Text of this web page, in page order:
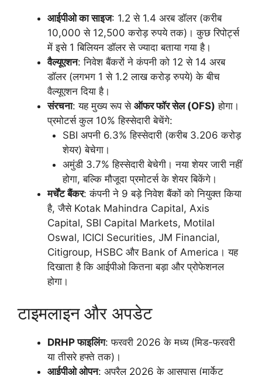
आईपीओ का साइज: 1.2 से 1.4 अरब डॉलर (करीब
10,000 से 12,500 करोड़ रुपये तक)। कुछ रिपोर्ट्स
में इसे 1 बिलियन डॉलर से ज्यादा बताया गया है।
वैल्यूएशन: निवेश बैंकरों ने कंपनी को 12 से 14 अरब
डॉलर (लगभग 1 से 1.2 लाख करोड़ रुपये) के बीच
वैल्यूएशन दिया है।
संरचना: यह मुख्य रूप से ऑफर फॉर सेल (OFS) होगा।
प्रमोटर्स कुल 10% हिस्सेदारी बेचेंगे:
SBI अपनी 6.3% हिस्सेदारी (करीब 3.206 करोड़
शेयर) बेचेगा।
अमुंडी 3.7% हिस्सेदारी बेचेगी। नया शेयर जारी नहीं
होगा, बल्कि मौजूदा प्रमोटर्स के शेयर बिकेंगे।
मर्चेंट बैंकर: कंपनी ने 9 बड़े निवेश बैंकों को नियुक्त किया
है, जैसे Kotak Mahindra Capital, Axis
Capital, SBI Capital Markets, Motilal
Oswal, ICICI Securities, JM Financial,
Citigroup, HSBC और Bank of America। यह
दिखाता है कि आईपीओ कितना बड़ा और प्रोफेशनल
होगा।
टाइमलाइन और अपडेट
DRHP फाइलिंग: फरवरी 2026 के मध्य (मिड-फरवरी
या तीसरे हफ्ते तक)।
आईपीओ ओपन: अप्रैल 2026 के आसपास (मार्केट